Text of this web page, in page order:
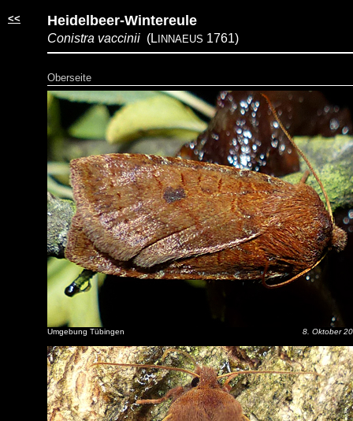
<< Heidelbeer-Wintereule
Conistra vaccinii (L INNAEUS 1761)
Oberseite
Umgebung Tübingen 8. Oktober